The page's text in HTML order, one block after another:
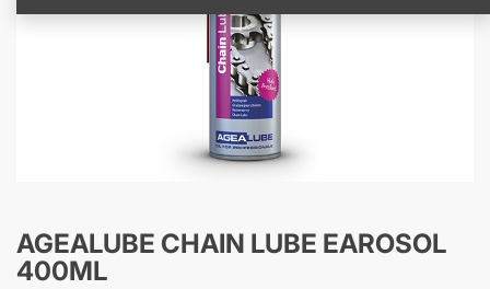
AGEALUBE CHAIN LUBE EAROSOL
400ML